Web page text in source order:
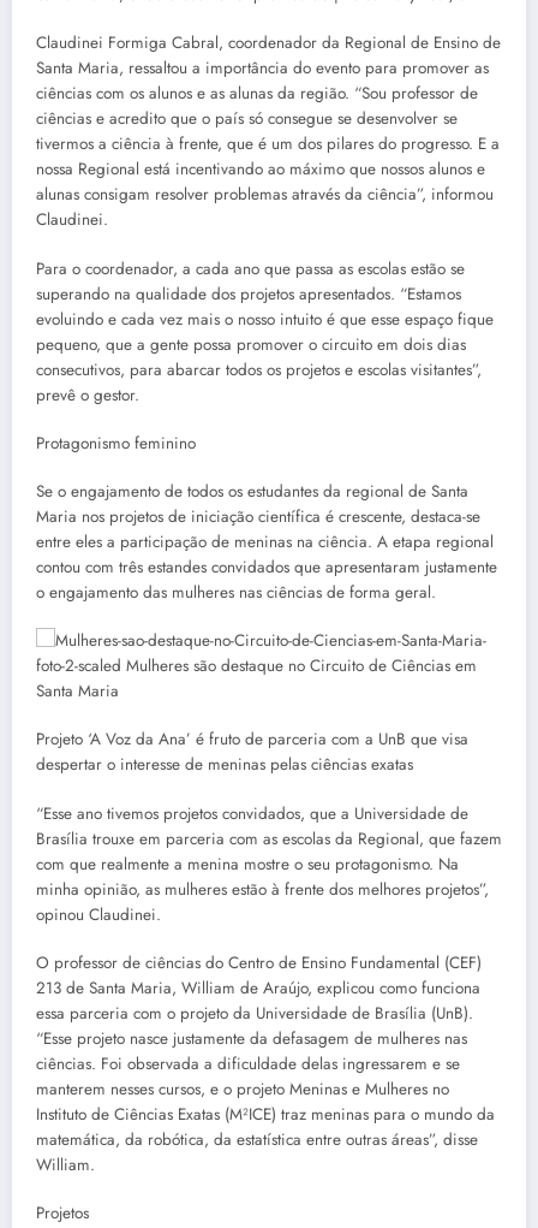
Claudinei Formiga Cabral, coordenador da Regional de Ensino de
Santa Maria, ressaltou a importância do evento para promover as
ciências com os alunos e as alunas da região. “Sou professor de
ciências e acredito que o país só consegue se desenvolver se
tivermos a ciência à frente, que é um dos pilares do progresso. E a
nossa Regional está incentivando ao máximo que nossos alunos e
alunas consigam resolver problemas através da ciência”, informou
Claudinei.
Para o coordenador, a cada ano que passa as escolas estão se
superando na qualidade dos projetos apresentados. “Estamos
evoluindo e cada vez mais o nosso intuito é que esse espaço fique
pequeno, que a gente possa promover o circuito em dois dias
consecutivos, para abarcar todos os projetos e escolas visitantes”,
prevê o gestor.
Protagonismo feminino
Se o engajamento de todos os estudantes da regional de Santa
Maria nos projetos de iniciação científica é crescente, destaca-se
entre eles a participação de meninas na ciência. A etapa regional
contou com três estandes convidados que apresentaram justamente
o engajamento das mulheres nas ciências de forma geral.
Projeto ‘A Voz da Ana’ é fruto de parceria com a UnB que visa
despertar o interesse de meninas pelas ciências exatas
“Esse ano tivemos projetos convidados, que a Universidade de
Brasília trouxe em parceria com as escolas da Regional, que fazem
com que realmente a menina mostre o seu protagonismo. Na
minha opinião, as mulheres estão à frente dos melhores projetos”,
opinou Claudinei.
O professor de ciências do Centro de Ensino Fundamental (CEF)
213 de Santa Maria, William de Araújo, explicou como funciona
essa parceria com o projeto da Universidade de Brasília (UnB).
“Esse projeto nasce justamente da defasagem de mulheres nas
ciências. Foi observada a dificuldade delas ingressarem e se
manterem nesses cursos, e o projeto Meninas e Mulheres no
Instituto de Ciências Exatas (M²ICE) traz meninas para o mundo da
matemática, da robótica, da estatística entre outras áreas”, disse
William.
Projetos